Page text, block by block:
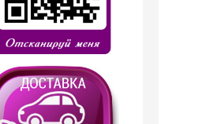
399руб.